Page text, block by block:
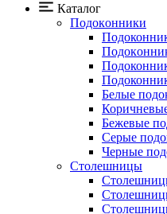
Каталог
Подокoнники
Белые
Бежевые
Серые
Черные
Столешницы